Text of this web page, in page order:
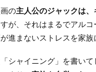
の主人公のジャックは
が、それはまるでアル
進まないストレスを家族
シャイニング」を書いて